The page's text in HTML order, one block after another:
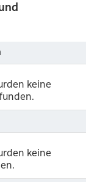
keine
keine